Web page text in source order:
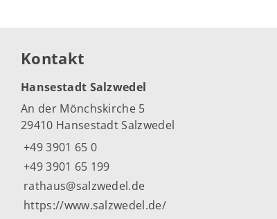
Kontakt
Hansestadt Salzwedel
An der Mönchskirche 5
29410 Hansestadt Salzwedel
+49 3901 65 0
+49 3901 65 199
rathaus@salzwedel.de
https://www.salzwedel.de/